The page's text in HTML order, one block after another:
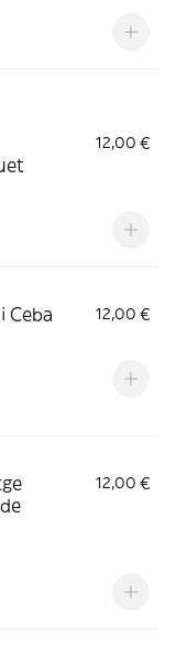
12,00 €
Ceba
12,00 €
12,00 €